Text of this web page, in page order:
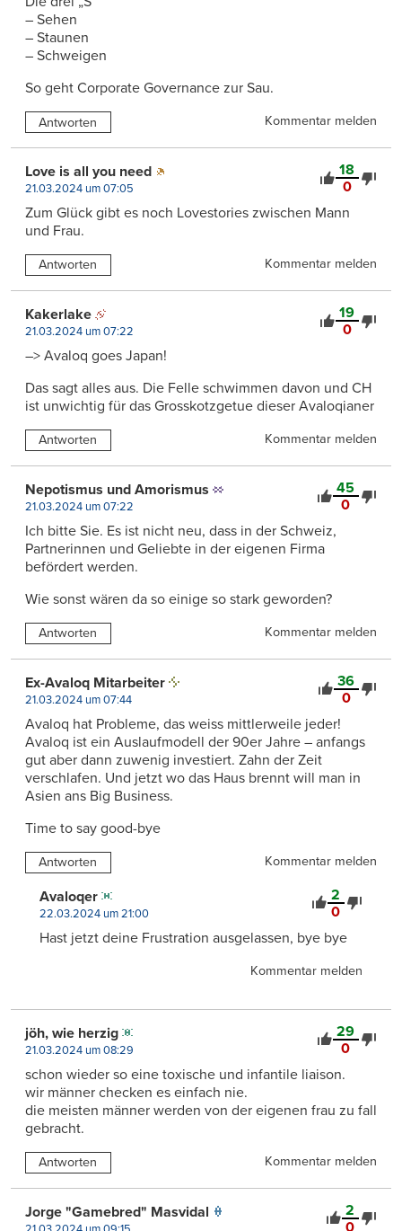
– Sehen
– Staunen
– Schweigen
So geht Corporate Governance zur Sau.
Antworten Kommentar melden
18
0
Love is all you need
21.03.2024 um 07:05
Zum Glück gibt es noch Lovestories zwischen Mann
und Frau.
Antworten Kommentar melden
19
0
Kakerlake
21.03.2024 um 07:22
–> Avaloq goes Japan!
Das sagt alles aus. Die Felle schwimmen davon und CH
ist unwichtig für das Grosskotzgetue dieser Avaloqianer
Antworten Kommentar melden
45
0
Nepotismus und Amorismus
21.03.2024 um 07:22
Ich bitte Sie. Es ist nicht neu, dass in der Schweiz,
Partnerinnen und Geliebte in der eigenen Firma
befördert werden.
Wie sonst wären da so einige so stark geworden?
Antworten Kommentar melden
36
0
Ex-Avaloq Mitarbeiter
21.03.2024 um 07:44
Avaloq hat Probleme, das weiss mittlerweile jeder!
Avaloq ist ein Auslaufmodell der 90er Jahre – anfangs
gut aber dann zuwenig investiert. Zahn der Zeit
verschlafen. Und jetzt wo das Haus brennt will man in
Asien ans Big Business.
Time to say good-bye
Antworten Kommentar melden
2
0
Avaloqer
22.03.2024 um 21:00
Hast jetzt deine Frustration ausgelassen, bye bye
Kommentar melden
29
0
jöh, wie herzig
21.03.2024 um 08:29
schon wieder so eine toxische und infantile liaison.
wir männer checken es einfach nie.
die meisten männer werden von der eigenen frau zu fall
gebracht.
Antworten Kommentar melden
2
0
Jorge "Gamebred" Masvidal